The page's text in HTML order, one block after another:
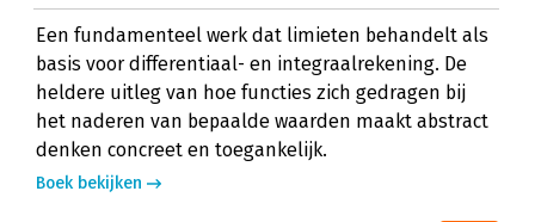
Een fundamenteel werk dat limieten behandelt als
basis voor differentiaal- en integraalrekening. De
heldere uitleg van hoe functies zich gedragen bij
het naderen van bepaalde waarden maakt abstract
denken concreet en toegankelijk.
Boek bekijken